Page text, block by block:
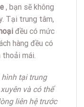
, bạn sẽ không
Tại trung tâm,
đều có mức
hàng đều có
mái.
tại trung
và có thể
liên hệ trước